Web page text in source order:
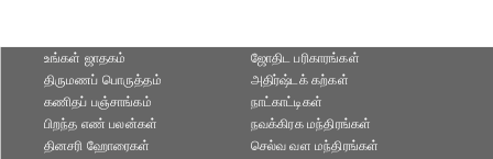
உங்கள் ஜாதகம்
திருமணப் பொருத்தம்
கணிதப் பஞ்சாங்கம்
ஜோதிட ப‌ரிகார‌ங்க‌ள்
அதிர்ஷ்டக் கற்கள்
நாட்காட்டிகள்
பிறந்த எண் பலன்கள்
தினசரி ஹோரைகள்
நவக்கிரக மந்திரங்கள்
செல்வ வள மந்திரங்கள்